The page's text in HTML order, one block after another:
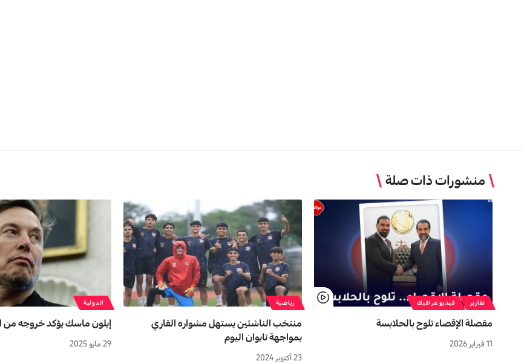
منشورات ذات صلة
تقارير فيديو غرافيك
مقصلة الإقصاء تلوح بالحلابسة
11 فبراير 2026
رياضية
منتخب الناشئين يستهل مشواره القاري
بمواجهة تايوان اليوم
23 أكتوبر 2024
الدولية
إيلون ماسك يؤكد خروجه من
29 مايو 2025